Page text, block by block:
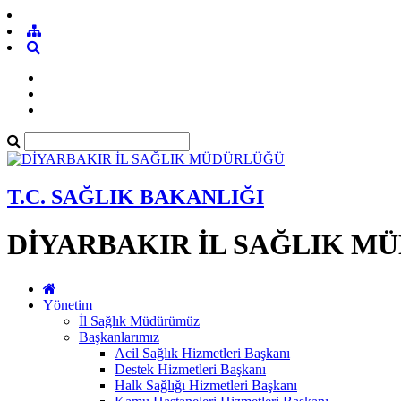
T.C. SAĞLIK BAKANLIĞI
DİYARBAKIR İL SAĞLIK
Yönetim
İl Sağlık Müdürümüz
Başkanlarımız
Acil Sağlık Hizmetleri Başkanı
Destek Hizmetleri Başkanı
Halk Sağlığı Hizmetleri Başkanı